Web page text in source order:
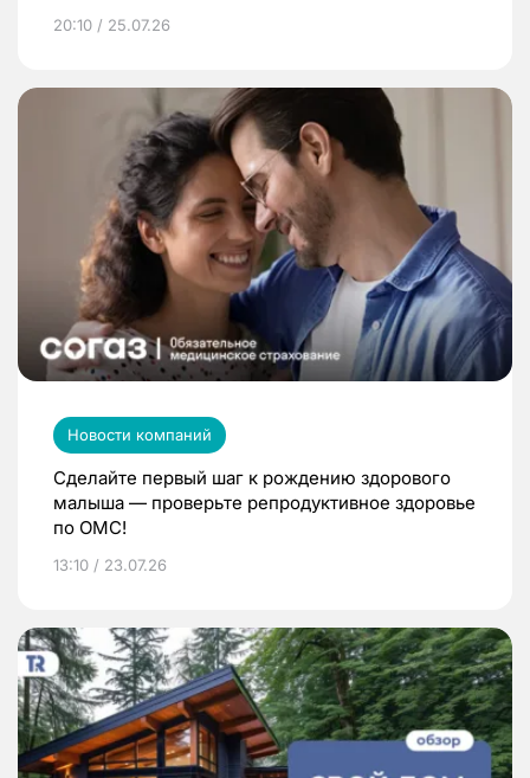
20:10 / 25.07.26
Новости компаний
Сделайте первый шаг к рождению здорового
малыша — проверьте репродуктивное здоровье
по ОМС!
13:10 / 23.07.26